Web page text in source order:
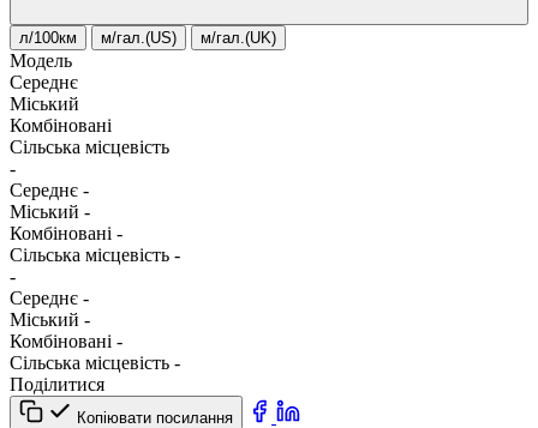
л/100км м/гал.(US) м/гал.(UK)
Модель
Середнє
Міський
Комбіновані
Сільська місцевість
-
Середнє -
Міський -
Комбіновані -
Сільська місцевість -
-
Середнє -
Міський -
Комбіновані -
Сільська місцевість -
Поділитися
Копіювати посилання